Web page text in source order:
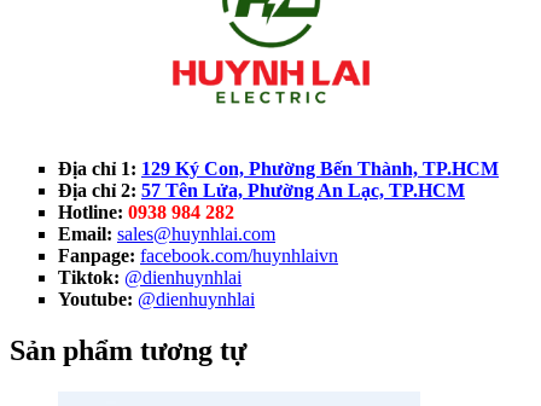
Địa chỉ 1: 129 Ký Con, Phường Bến Thành, TP.HCM
Địa chỉ 2: 57 Tên Lửa, Phường An Lạc, TP.HCM
Hotline: 0938 984 282
Email: sales@huynhlai.com
Fanpage: facebook.com/huynhlaivn
Tiktok: @dienhuynhlai
Youtube: @dienhuynhlai
Sản phẩm tương tự